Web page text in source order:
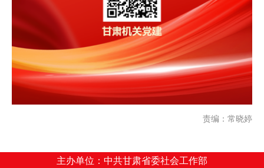
责编：常晓婷
主办单位：中共甘肃省委社会工作部